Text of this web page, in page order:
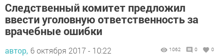
Следственный комитет предложил
ввести уголовную ответственность за
врачебные ошибки
автор, 6 октября 2017 - 10:22 1062 0 0